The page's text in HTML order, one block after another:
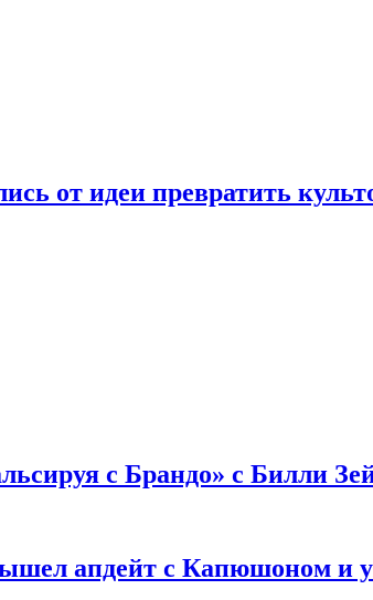
от идеи превратить
с Брандо» с Билли
апдейт с Капюшоном и